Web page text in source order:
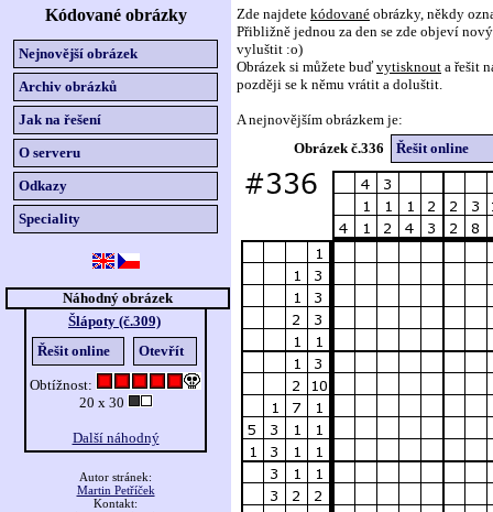
Kódované obrázky
Nejnovější obrázek
Archiv obrázků
Jak na řešení
O serveru
Odkazy
Speciality
Náhodný obrázek
Šlápoty (č.309)
Řešit online
Otevřít
Obtížnost:
20 x 30
Další náhodný
Autor stránek:
Martin Petříček
Kontakt:
Zde najdete kódované obrázky, někdy
Přibližně jednou za den se zde objeví
vyluštit :o)
Obrázek si můžete buďvytisknout a řešit
později se k němu vrátit a doluštit.
A nejnovějším obrázkem je:
Obrázek č.336
Řešit online